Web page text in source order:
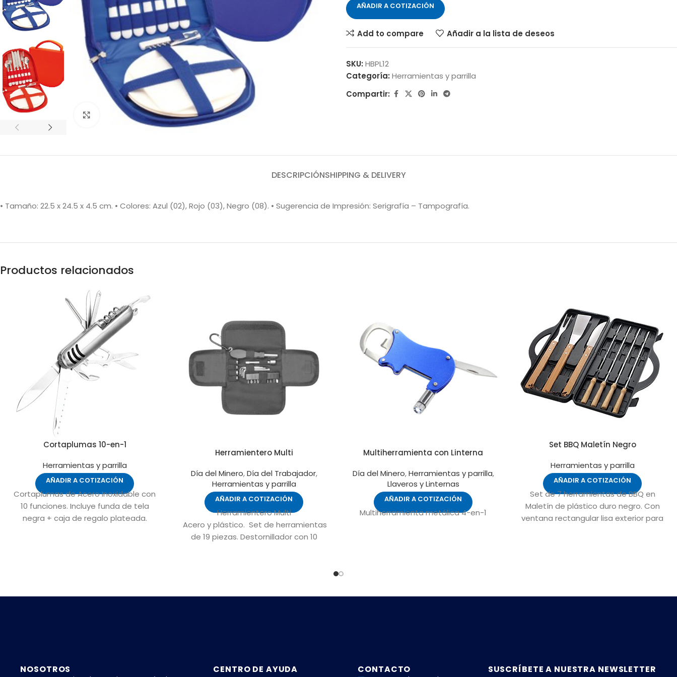
Clic para ampliar
AÑADIR A COTIZACIÓN
Add to compare Añadir a la lista de deseos
SKU: HBPL12
Categoría: Herramientas y parrilla
Compartir:
DESCRIPCIÓNSHIPPING & DELIVERY
• Tamaño: 22.5 x 24.5 x 4.5 cm. • Colores: Azul (02), Rojo (03), Negro (08). • Sugerencia de Impresión: Serigrafía – Tampografía.
Productos relacionados
Cortaplumas 10-en-1
Herramientas y parrilla
AÑADIR A COTIZACIÓN
Cortaplumas de Acero Inoxidable con
10 funciones. Incluye funda de tela
negra + caja de regalo plateada.
Herramientero Multi
Día del Minero,Día del Trabajador,
Herramientas y parrilla
AÑADIR A COTIZACIÓN
Herramientero Multi
Acero y plástico. Set de herramientas
de 19 piezas. Destornillador con 10
cm (abierto).
Multiherramienta con Linterna
Día del Minero,Herramientas y parrilla,
Llaveros y Linternas
AÑADIR A COTIZACIÓN
Multiherramienta metálica 4-en-1
Set BBQ Maletín Negro
Herramientas y parrilla
AÑADIR A COTIZACIÓN
Set de 7 herramientas de BBQ en
Maletín de plástico duro negro. Con
ventana rectangular lisa exterior para
NOSOTROS CENTRO DE AYUDA CONTACTO SUSCRÍBETE A NUESTRA NEWSLETTER